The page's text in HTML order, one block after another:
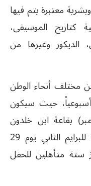
معتبرة يتم فيها
كتاريخ الموسيقى،
الديكور وغيرها من
مشاركة 24 شابا من مختلف أنحاء الوطن
حيث سيكون
السبت (21 ديسمبر) بقاعة ابن خلدون
بالعاصمة والذي سيفرز 12 متأهلا للبرايم الثاني يوم 29
ستة متأهلين للحفل